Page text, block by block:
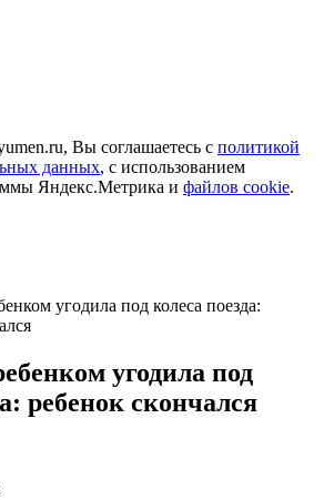
Вы соглашаетесь с политикой
данных, с использованием
Яндекс.Метрика и файлов cookie.
угодила под колеса поезда:
угодила под
ребенок скончался